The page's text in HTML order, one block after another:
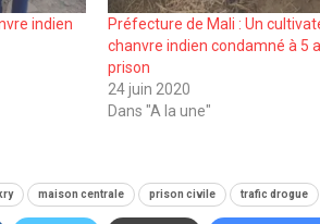
indien
Préfecture de Mali : Un
chanvre indien condamné à 5
prison
24 juin 2020
Dans "A la une"
maison centrale prison civile trafic drogue